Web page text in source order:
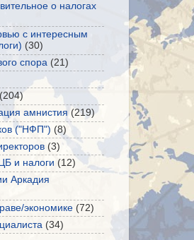
о налогах
с интересным
(30)
спора (21)
(204)
амнистия (219)
("НФП") (8)
(3)
и налоги (12)
Аркадия
экономике (72)
(34)